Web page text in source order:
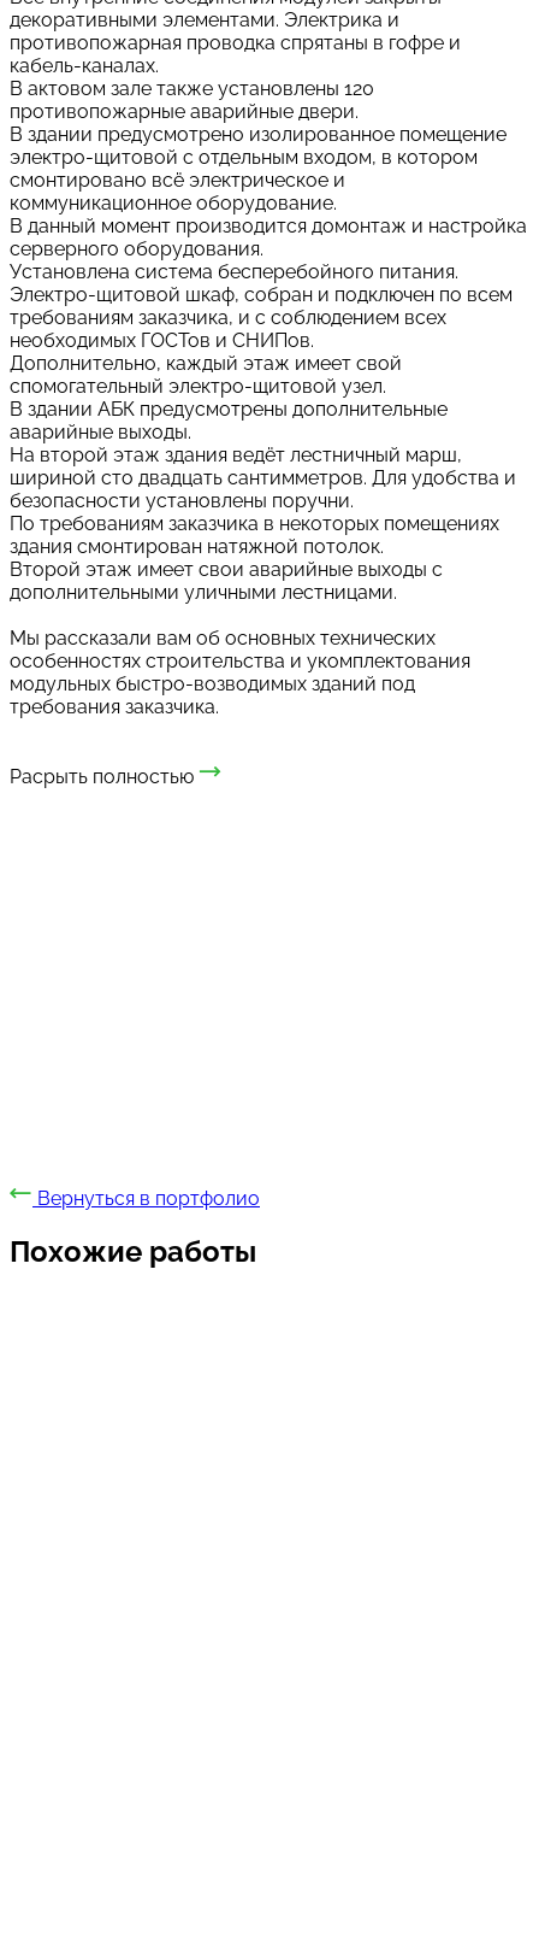
декоративными элементами. Электрика и
противопожарная проводка спрятаны в гофре и
кабель-каналах.
В актовом зале также установлены 120
противопожарные аварийные двери.
В здании предусмотрено изолированное помещение
электро-щитовой с отдельным входом, в котором
смонтировано всё электрическое и
коммуникационное оборудование.
В данный момент производится домонтаж и настройка
серверного оборудования.
Установлена система бесперебойного питания.
Электро-щитовой шкаф, собран и подключен по всем
требованиям заказчика, и с соблюдением всех
необходимых ГОСТов и СНИПов.
Дополнительно, каждый этаж имеет свой
спомогательный электро-щитовой узел.
В здании АБК предусмотрены дополнительные
аварийные выходы.
На второй этаж здания ведёт лестничный марш,
шириной сто двадцать сантимметров. Для удобства и
безопасности установлены поручни.
По требованиям заказчика в некоторых помещениях
здания смонтирован натяжной потолок.
Второй этаж имеет свои аварийные выходы с
дополнительными уличными лестницами.
Мы рассказали вам об основных технических
особенностях строительства и укомплектования
модульных быстро-возводимых зданий под
требования заказчика.
Расрыть полностью
Вернуться в портфолио
Похожие работы